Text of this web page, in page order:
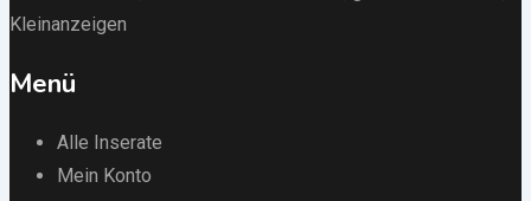
Kleinanzeigen
Menü
Alle Inserate
Mein Konto